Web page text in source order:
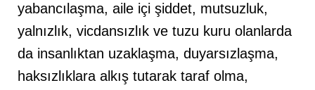
yabancılaşma, aile içi şiddet, mutsuzluk,
yalnızlık, vicdansızlık ve tuzu kuru olanlarda
da insanlıktan uzaklaşma, duyarsızlaşma,
haksızlıklara alkış tutarak taraf olma,